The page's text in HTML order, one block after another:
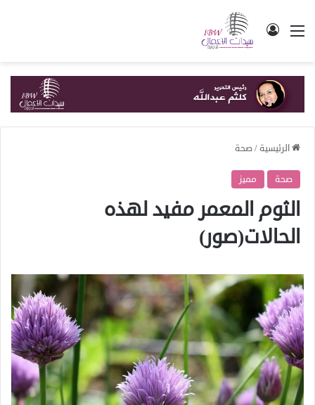
القائمة تسجيل الدخول
الرئيسية/صحة
صحة مميز
الثوم المعمر مفيد لهذه
الحالات(صور)